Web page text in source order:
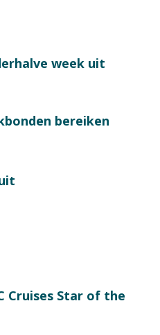
week uit
bereiken
Cruises Star of the